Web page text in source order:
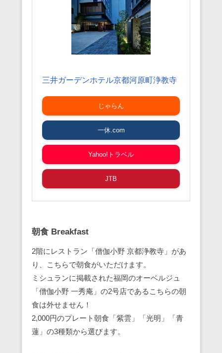
三井ガーデンホテル京都河原町浄教寺
じゃらん
一休.com
Yahoo!トラベル
JTB
朝食 Breakfast
2階にレストラン「僧伽小野 京都浄教寺」があ
り、こちらで朝食がいただけます。
ミシュランに掲載された福岡のオーベルジュ
「僧伽小野 一秀庵」の2号店であるこちらの朝
食は外せません！
2,000円のプレート朝食「紫雲」「光明」「青
蓮」の3種類から選びます。